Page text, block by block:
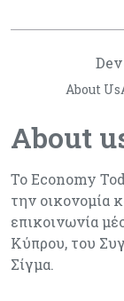
About
Το Economy
την οικονομία
επικοινωνία
Κύπρου, του
Σίγμα.
About Us